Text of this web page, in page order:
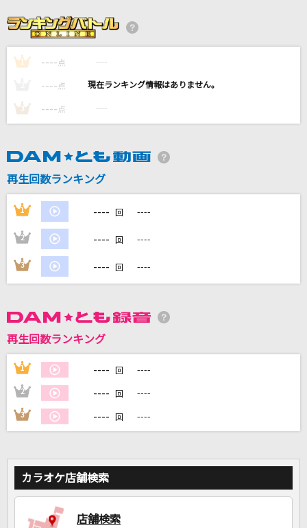
子、佐藤聡美、寿美菜子)]
ギラギラ
[プロオケ]蕾
コブクロ
[生音]翳(かげ)りゆく部屋
松任谷由実(荒井由実)
DAMの新曲・ランキングなど
DAMに会員登録・ログインして
自宅でカラオケ歌い放題！
1 ---- 点 ----
---- 点 ----
3 ---- 点 ----
再生回数ランキング
1 ---- 回 ----
2 ---- 回 ----
3 ---- 回 ----
再生回数ランキング
1 ---- 回 ----
2 ---- 回 ----
3 ---- 回 ----
カラオケ店舗検索
店舗検索